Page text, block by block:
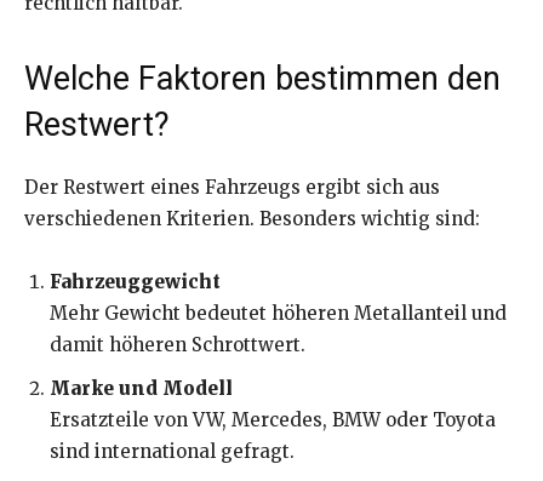
Welche Faktoren bestimmen den
Restwert?
Der Restwert eines Fahrzeugs ergibt sich aus
verschiedenen Kriterien. Besonders wichtig sind:
Fahrzeuggewicht
Mehr Gewicht bedeutet höheren Metallanteil und
damit höheren Schrottwert.
Marke und Modell
Ersatzteile von VW, Mercedes, BMW oder Toyota
sind international gefragt.